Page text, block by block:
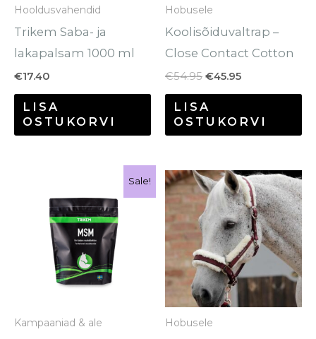
Hooldusvahendid
Trikem Saba- ja
lakapalsam 1000 ml
€17.40
LISA
OSTUKORVI
Hobusele
Koolisõiduvaltrap –
Close Contact Cotton
€54.95 €45.95
LISA
OSTUKORVI
Sale!
Kampaaniad & ale
Hinnavahemik:
kuni
€111.90
Sellel
tootel
on
mitu
varianti.
Valikuid
saab
tehaHobusele